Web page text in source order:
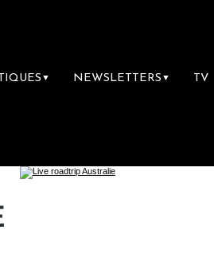
▼ NEWSLETTERS ▼ TV